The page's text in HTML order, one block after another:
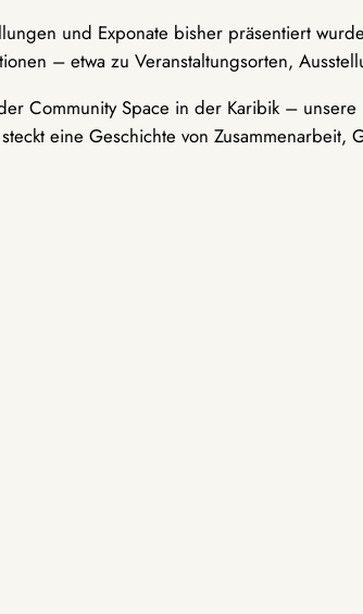
und Exponate bisher präsentiert
– etwa zu Veranstaltungsorten,
Community Space in der Karibik –
eine Geschichte von Zusammenarbeit,